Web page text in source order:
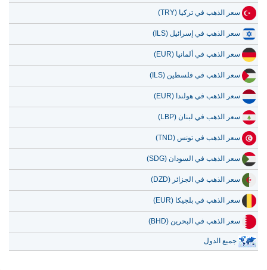
سعر الذهب في تركيا (TRY)
سعر الذهب في إسرائيل (ILS)
سعر الذهب في ألمانيا (EUR)
سعر الذهب في فلسطين (ILS)
سعر الذهب في هولندا (EUR)
سعر الذهب في لبنان (LBP)
سعر الذهب في تونس (TND)
سعر الذهب في السودان (SDG)
سعر الذهب في الجزائر (DZD)
سعر الذهب في بلجيكا (EUR)
سعر الذهب في البحرين (BHD)
جميع الدول